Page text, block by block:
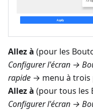
Allez à (pour les
Configurer l'écran →
rapide → menu à
Allez à (pour tous les
Configurer l'écran →